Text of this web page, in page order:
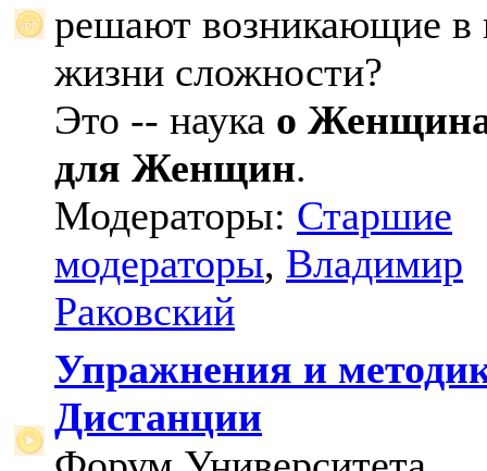
решают возникающие в
жизни сложности?
Это -- наука о
для Женщин.
Модераторы: Старшие
модераторы, Владимир
Раковский
Упражнения и
Дистанции